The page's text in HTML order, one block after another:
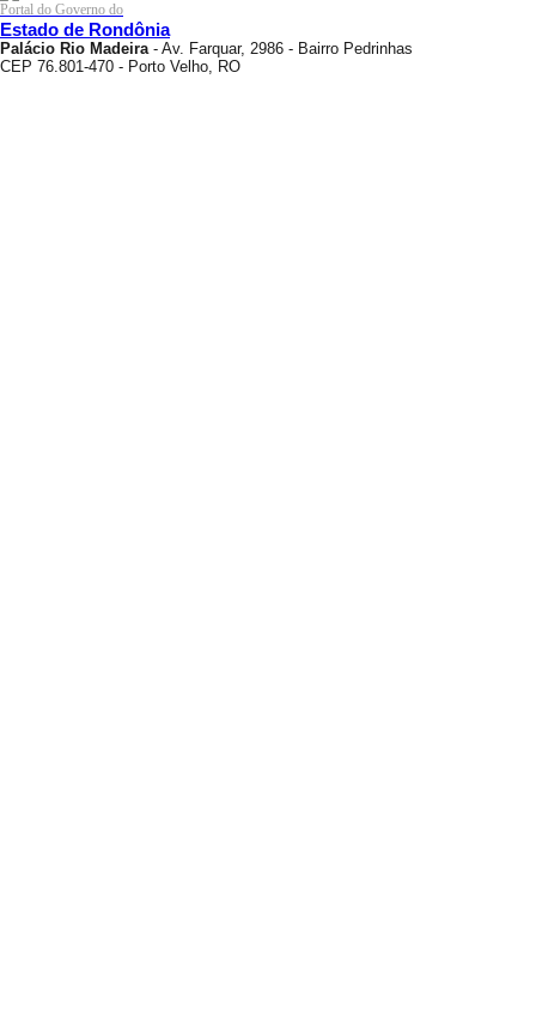
Portal do Governo do
Estado de Rondônia
Palácio Rio Madeira- Av. Farquar, 2986 - Bairro Pedrinhas
CEP 76.801-470 - Porto Velho, RO